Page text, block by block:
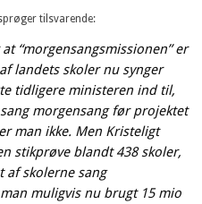
tilsvarende:
“morgensangsmissionen” er
landets skoler nu synger
tidligere ministeren ind til,
morgensang før projektet
man ikke. Men Kristeligt
stikprøve blandt 438 skoler,
af skolerne sang
muligvis nu brugt 15 mio